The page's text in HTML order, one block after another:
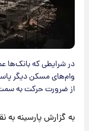
در شرایطی که بانک‌ها
وام‌های مسکن دیگر
از ضرورت حرکت به سمت
به گزارش پارسینه به